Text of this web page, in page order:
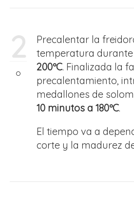
2
Precalentar la
temperatura durante
200ºC. Finalizada la
precalentamiento,
medallones de
10 minutos a 180ºC.
El tiempo va a
corte y la madurez